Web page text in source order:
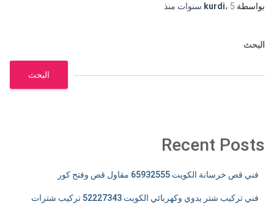
بواسطة
kurdi، 5 سنوات منذ
البحث
البحث
Recent Posts
فني قص خرسانة الكويت 65932555 مقاول قص وفتح كور
فني تركيب شتر يدوي وكهربائي الكويت 52227343 تركيب شترات